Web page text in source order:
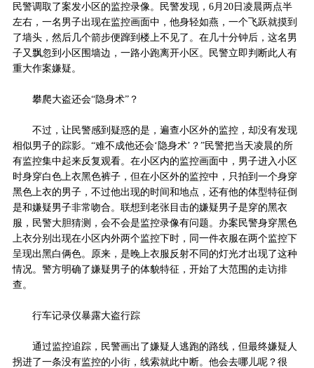
民警调取了案发小区的监控录像。民警发现，6月20日凌晨两点半
左右，一名男子出现在监控画面中，他身轻如燕，一个飞跃就摸到
了墙头，然后几个箭步便蹿到楼上不见了。在几十分钟后，这名男
子又飘忽到小区围墙边，一路小跑离开小区。民警立即判断此人有
重大作案嫌疑。
攀爬大盗还会“隐身术”？
不过，让民警感到疑惑的是，遍查小区外的监控，却没有发现
相似男子的踪影。“难不成他还会‘隐身术’？”民警把当天凌晨的所
有监控集中起来反复观看。在小区内的监控画面中，男子进入小区
时身穿白色上衣黑色裤子，但在小区外的监控中，只拍到一个身穿
黑色上衣的男子，不过他出现的时间和地点，还有他的体型特征倒
是和嫌疑男子非常吻合。联想到老张目击的嫌疑男子是穿的黑衣
服，民警大胆猜测，会不会是监控录像有问题。办案民警身穿黑色
上衣分别出现在小区内外两个监控下时，同一件衣服在两个监控下
呈现出黑白俩色。原来，是晚上衣服反射不同的灯光才出现了这种
情况。警方明确了嫌疑男子的体貌特征，开始了大范围的走访排
查。
行车记录仪暴露大盗行踪
通过监控追踪，民警画出了嫌疑人逃跑的路线，但最终嫌疑人
拐进了一条没有监控的小街，线索就此中断。他会去哪儿呢？很